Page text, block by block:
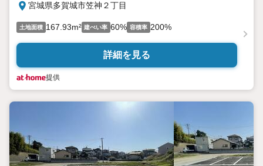
宮城県多賀城市笠神２丁目
土地面積 167.93m² 建ぺい率 60% 容積率 200%
詳細を見る
提供